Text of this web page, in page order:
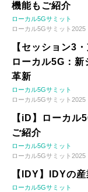
機能もご紹介
ローカル5Gサミット
ローカル5Gサミット2025
【セッション3
ローカル5G：
革新
ローカル5Gサミット
ローカル5Gサミット2025
【iD】ローカ
ご紹介
ローカル5Gサミット
ローカル5Gサミット2025
【IDY】IDYの
ローカル5Gサミット